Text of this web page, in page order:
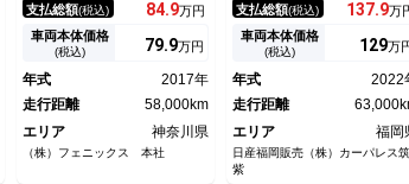
☆ＵＳＢ☆純正ドライブレコー
ダー☆両側パワースライドドア
☆オートステップ☆リアヒータ
ール☆衝突軽減ブレーキ☆スマ
ートキー
支払総額(税込) 84.9万円
車両本体価格
(税込) 79.9万円
年式
2017年
走行距離
58,000km
エリア
神奈川県
（株）フェニックス 本社
ドラレコ付き 両側オートド
ア 前後衝突軽減ブレーキ バ
ックモニタ パワーウインド
デジ ＥＴＣ アルミホイー
ル 記録簿 メモリナビ ナ
支払総額(税込) 137.9万
車両本体価格
(税込) 129万
年式
2022
走行距離
エリア
福岡
日産福岡販売（株）カーパレス筑
紫